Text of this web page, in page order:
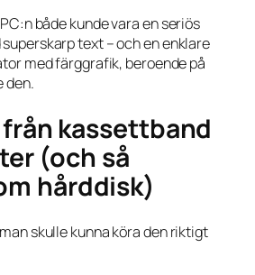
både kunde vara en seriös
text – och en enklare
med färggrafik, beroende på
den.
kassettband
(och så
hårddisk)
skulle kunna köra den riktigt